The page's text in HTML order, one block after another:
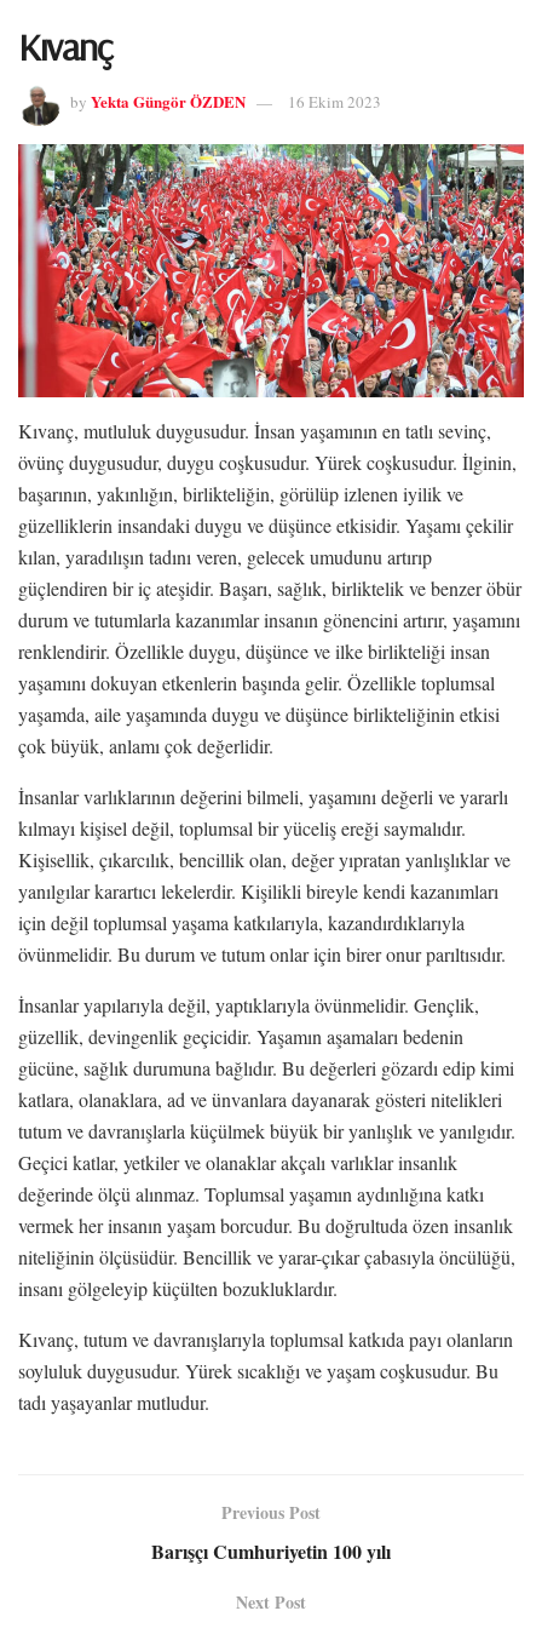
Kıvanç
by Yekta Güngör ÖZDEN 16 Ekim 2023
Kıvanç, mutluluk duygusudur. İnsan yaşamının en tatlı sevinç,
övünç duygusudur, duygu coşkusudur. Yürek coşkusudur. İlginin,
başarının, yakınlığın, birlikteliğin, görülüp izlenen iyilik ve
güzelliklerin insandaki duygu ve düşünce etkisidir. Yaşamı çekilir
kılan, yaradılışın tadını veren, gelecek umudunu artırıp
güçlendiren bir iç ateşidir. Başarı, sağlık, birliktelik ve benzer öbür
durum ve tutumlarla kazanımlar insanın gönencini artırır, yaşamını
renklendirir. Özellikle duygu, düşünce ve ilke birlikteliği insan
yaşamını dokuyan etkenlerin başında gelir. Özellikle toplumsal
yaşamda, aile yaşamında duygu ve düşünce birlikteliğinin etkisi
çok büyük, anlamı çok değerlidir.
İnsanlar varlıklarının değerini bilmeli, yaşamını değerli ve yararlı
kılmayı kişisel değil, toplumsal bir yüceliş ereği saymalıdır.
Kişisellik, çıkarcılık, bencillik olan, değer yıpratan yanlışlıklar ve
yanılgılar karartıcı lekelerdir. Kişilikli bireyle kendi kazanımları
için değil toplumsal yaşama katkılarıyla, kazandırdıklarıyla
övünmelidir. Bu durum ve tutum onlar için birer onur parıltısıdır.
İnsanlar yapılarıyla değil, yaptıklarıyla övünmelidir. Gençlik,
güzellik, devingenlik geçicidir. Yaşamın aşamaları bedenin
gücüne, sağlık durumuna bağlıdır. Bu değerleri gözardı edip kimi
katlara, olanaklara, ad ve ünvanlara dayanarak gösteri nitelikleri
tutum ve davranışlarla küçülmek büyük bir yanlışlık ve yanılgıdır.
Geçici katlar, yetkiler ve olanaklar akçalı varlıklar insanlık
değerinde ölçü alınmaz. Toplumsal yaşamın aydınlığına katkı
vermek her insanın yaşam borcudur. Bu doğrultuda özen insanlık
niteliğinin ölçüsüdür. Bencillik ve yarar-çıkar çabasıyla öncülüğü,
insanı gölgeleyip küçülten bozukluklardır.
Kıvanç, tutum ve davranışlarıyla toplumsal katkıda payı olanların
soyluluk duygusudur. Yürek sıcaklığı ve yaşam coşkusudur. Bu
tadı yaşayanlar mutludur.
Previous Post
Barışçı Cumhuriyetin 100 yılı
Next Post